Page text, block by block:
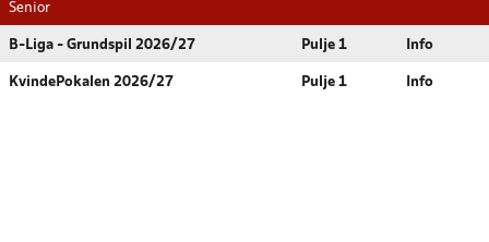
Senior
B-Liga - Grundspil 2026/27 Pulje 1 Info
KvindePokalen 2026/27 Pulje 1 Info